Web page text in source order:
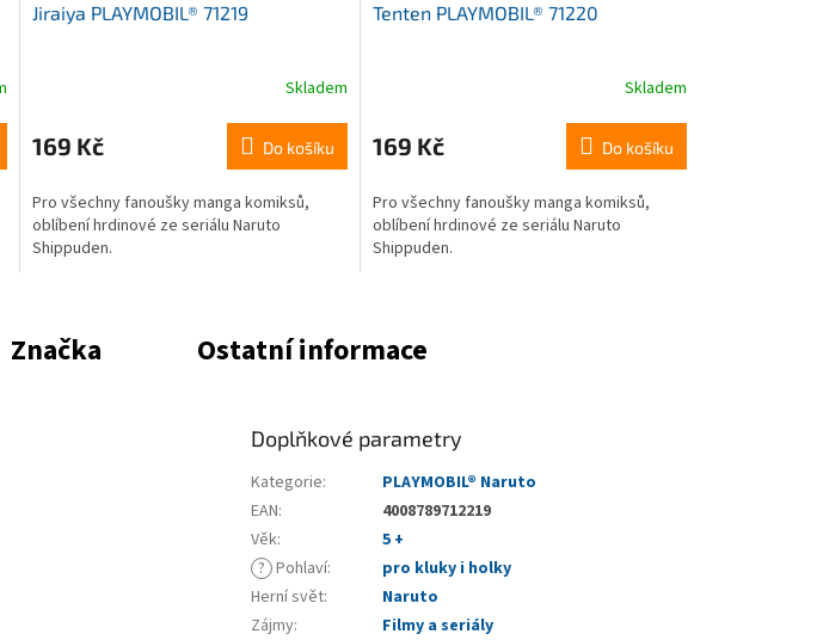
Jiraiya PLAYMOBIL® 71219
Skladem
169 Kč Do košíku
Pro všechny fanoušky manga komiksů,
oblíbení hrdinové ze seriálu Naruto
Shippuden.
Tenten PLAYMOBIL® 71220
Skladem
169 Kč Do košíku
Pro všechny fanoušky manga komiksů,
oblíbení hrdinové ze seriálu Naruto
Shippuden.
Značka Ostatní informace
Doplňkové parametry
Kategorie:
PLAYMOBIL® Naruto
EAN:
4008789712219
Věk:
5 +
? Pohlaví:
pro kluky i holky
Herní svět:
Naruto
Zájmy:
Filmy a seriály